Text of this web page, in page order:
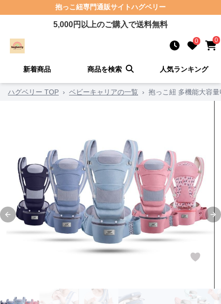
抱っこ紐専門通販サイトハグベリー
5,000円以上のご購入で送料無料
0 0
新着商品 商品を検索 人気ランキング
ハグベリー TOP › ベビーキャリアの一覧 › 抱っこ紐 多機能大容
Previous slide